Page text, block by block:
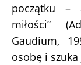
początku –
miłości”
Gaudium,
osobę i